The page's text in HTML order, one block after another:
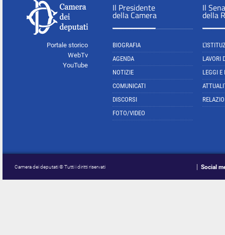
Portale storico
WebTv
YouTube
Il Presidente
della Camera
BIOGRAFIA
AGENDA
NOTIZIE
COMUNICATI
DISCORSI
FOTO/VIDEO
Il
della
LAVORI
LEGGI E
Camera dei deputati © Tutti i diritti riservati Social